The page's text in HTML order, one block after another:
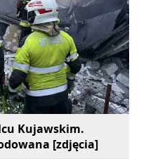
Kujawskim.
[zdjęcia]